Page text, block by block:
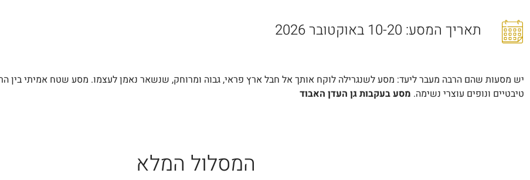
תאריך המסע: 10-20 באוקטובר 2026
יש מסעות שהם הרבה מעבר ליעד: מסע לשנגרילה לוקח אותך אל חבל ארץ פראי, גבוה ומרוחק, שנשאר נאמן לעצמו. מסע שטח אמיתי בין
טיבטיים ונופים עוצרי נשימה. מסע בעקבות גן העדן האבוד
המסלול המלא